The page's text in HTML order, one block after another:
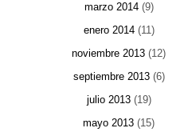
marzo 2014(9)
enero 2014(11)
noviembre 2013 (12)
septiembre 2013(6)
julio 2013(19)
mayo 2013 (15)